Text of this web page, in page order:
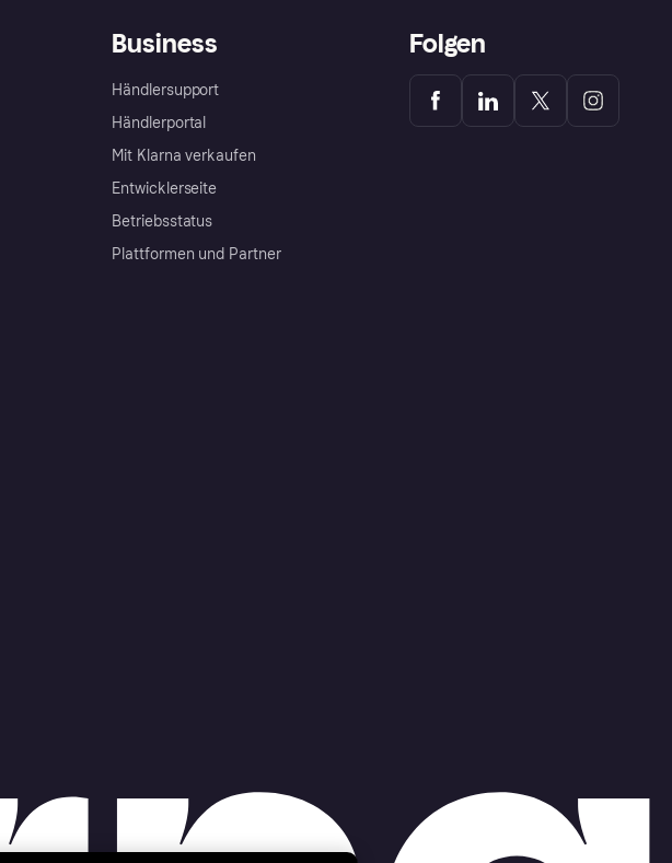
Business
Händlersupport
Händlerportal
Mit Klarna verkaufen
Entwicklerseite
Betriebsstatus
Plattformen und Partner
Folgen